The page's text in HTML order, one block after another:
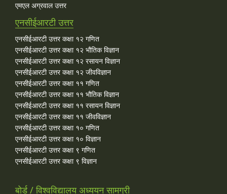
एमएल अग्रवाल उत्तर
एनसीईआरटी उत्तर
एनसीईआरटी उत्तर कक्षा १२ गणित
एनसीईआरटी उत्तर कक्षा १२ भौतिक विज्ञान
एनसीईआरटी उत्तर कक्षा १२ रसायन विज्ञान
एनसीईआरटी उत्तर कक्षा १२ जीवविज्ञान
एनसीईआरटी उत्तर कक्षा ११ गणित
एनसीईआरटी उत्तर कक्षा ११ भौतिक विज्ञान
एनसीईआरटी उत्तर कक्षा ११ रसायन विज्ञान
एनसीईआरटी उत्तर कक्षा ११ जीवविज्ञान
एनसीईआरटी उत्तर कक्षा १० गणित
एनसीईआरटी उत्तर कक्षा १० विज्ञान
एनसीईआरटी उत्तर कक्षा ९ गणित
एनसीईआरटी उत्तर कक्षा ९ विज्ञान
बोर्ड / विश्वविद्यालय अध्ययन सामग्री